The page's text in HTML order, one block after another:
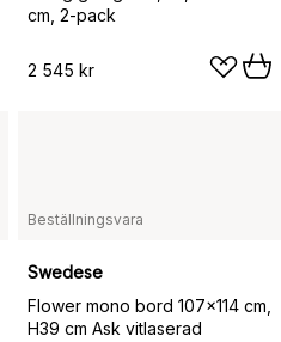
cm, 2-pack
2 545 kr
Beställningsvara
Swedese
Flower mono bord 107x114 cm,
H39 cm Ask vitlaserad